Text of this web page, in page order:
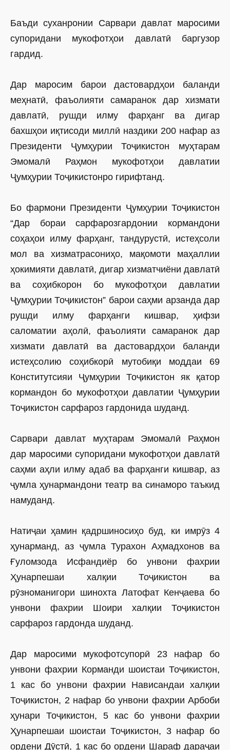
Баъди суханронии Сарвари давлат маросими
супоридани мукофотҳои давлатӣ баргузор
гардид.
Дар маросим барои дастовардҳои баланди
меҳнатӣ, фаъолияти самаранок дар хизмати
давлатӣ, рушди илму фарҳанг ва дигар
бахшҳои иқтисоди миллӣ наздики 200 нафар аз
Президенти Ҷумҳурии Тоҷикистон муҳтарам
Эмомалӣ Раҳмон мукофотҳои давлатии
Ҷумҳурии Тоҷикистонро гирифтанд.
Бо фармони Президенти Ҷумҳурии Тоҷикистон
“Дар бораи сарфарозгардонии кормандони
соҳаҳои илму фарҳанг, тандурустӣ, истеҳсоли
мол ва хизматрасониҳо, мақомоти маҳаллии
ҳокимияти давлатӣ, дигар хизматчиёни давлатӣ
ва соҳибкорон бо мукофотҳои давлатии
Ҷумҳурии Тоҷикистон” барои саҳми арзанда дар
рушди илму фарҳанги кишвар, ҳифзи
саломатии аҳолӣ, фаъолияти самаранок дар
хизмати давлатӣ ва дастовардҳои баланди
истеҳсолию соҳибкорӣ мутобиқи моддаи 69
Конститутсияи Ҷумҳурии Тоҷикистон як қатор
кормандон бо мукофотҳои давлатии Ҷумҳурии
Тоҷикистон сарфароз гардонида шуданд.
Сарвари давлат муҳтарам Эмомалӣ Раҳмон
дар маросими супоридани мукофотҳои давлатӣ
саҳми аҳли илму адаб ва фарҳанги кишвар, аз
ҷумла ҳунармандони театр ва синаморо таъкид
намуданд.
Натиҷаи ҳамин қадршиносиҳо буд, ки имрӯз 4
ҳунарманд, аз ҷумла Турахон Аҳмадхонов ва
Ғуломзода Исфандиёр бо унвони фахрии
Ҳунарпешаи халқии Тоҷикистон ва
рӯзноманигори шинохта Латофат Кенҷаева бо
унвони фахрии Шоири халқии Тоҷикистон
сарфароз гардонда шуданд.
Дар маросими мукофотсупорӣ 23 нафар бо
унвони фахрии Корманди шоистаи Тоҷикистон,
1 кас бо унвони фахрии Нависандаи халқии
Тоҷикистон, 2 нафар бо унвони фахрии Арбоби
ҳунари Тоҷикистон, 5 кас бо унвони фахрии
Ҳунарпешаи шоистаи Тоҷикистон, 3 нафар бо
ордени Дӯстӣ, 1 кас бо ордени Шараф дараҷаи